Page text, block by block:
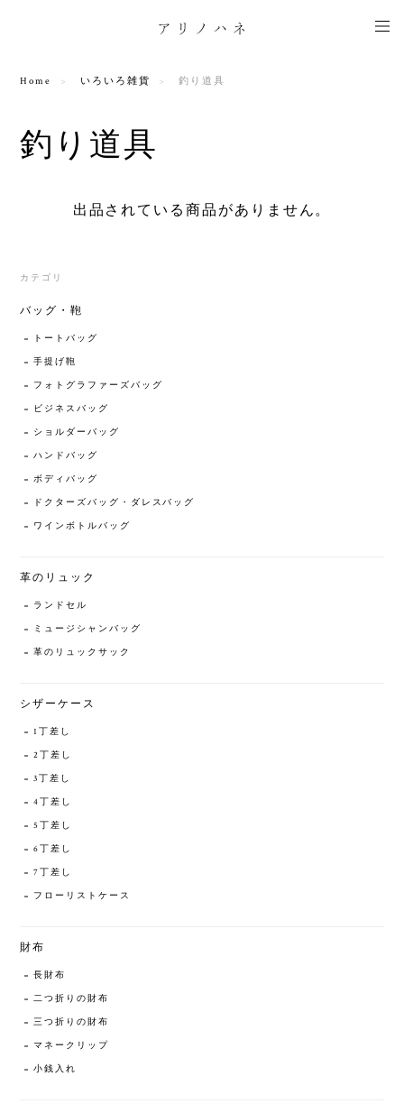
Home いろいろ雑貨 釣り道具
釣り道具
出品されている商品がありません。
カテゴリ
バッグ・鞄
トートバッグ
手提げ鞄
フォトグラファーズバッグ
ビジネスバッグ
ショルダーバッグ
ハンドバッグ
ボディバッグ
ドクターズバッグ・ダレスバッグ
ワインボトルバッグ
革のリュック
ランドセル
ミュージシャンバッグ
革のリュックサック
シザーケース
1丁差し
2丁差し
3丁差し
4丁差し
5丁差し
6丁差し
7丁差し
フローリストケース
財布
長財布
二つ折りの財布
三つ折りの財布
マネークリップ
小銭入れ